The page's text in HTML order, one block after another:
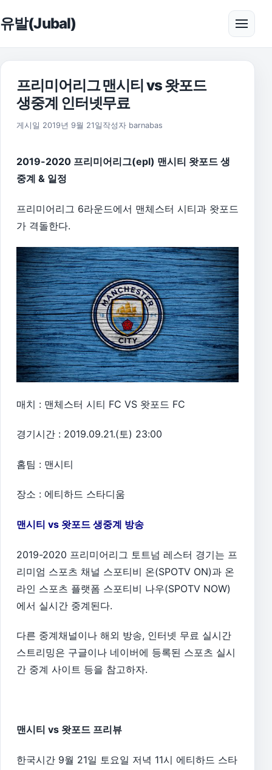
유발(Jubal) 메뉴
프리미어리그 맨시티 vs 왓포드
생중계 인터넷무료
게시일 2019년 9월 21일 2026년 8월 1일
작성자 barnabas
2019-2020 프리미어리그(epl) 맨시티 왓포드 생
중계 & 일정
프리미어리그 6라운드에서 맨체스터 시티과 왓포드
가 격돌한다.
매치 : 맨체스터 시티 FC VS 왓포드 FC
경기시간 : 2019.09.21.(토) 23:00
홈팀 : 맨시티
장소 : 에티하드 스타디움
맨시티 vs 왓포드 생중계 방송
2019-2020 프리미어리그 토트넘 레스터 경기는 프
리미엄 스포츠 채널 스포티비 온(SPOTV ON)과 온
라인 스포츠 플랫폼 스포티비 나우(SPOTV NOW)
에서 실시간 중계된다.
다른 중계채널이나 해외 방송, 인터넷 무료 실시간
스트리밍은 구글이나 네이버에 등록된 스포츠 실시
간 중계 사이트 등을 참고하자.
맨시티 vs 왓포드 프리뷰
한국시간 9월 21일 토요일 저녁 11시 에티하드 스타